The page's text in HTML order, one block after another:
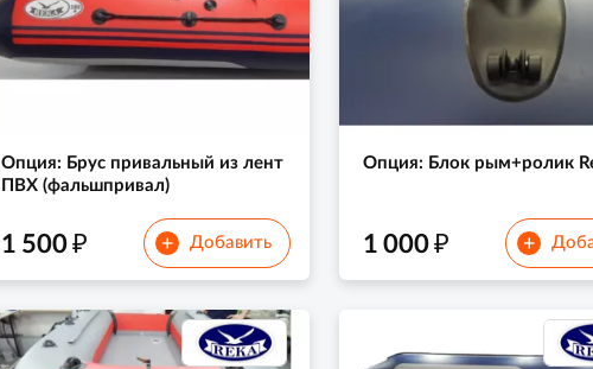
Опция: Брус привальный из лент
ПВХ (фальшпривал)
1 500₽ + Добавить
Опция: Блок рым+ролик
1 000₽ +